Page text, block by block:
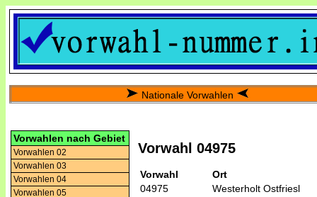
Nationale Vorwahlen
Vorwahlen nach Gebiet
Vorwahlen 02
Vorwahlen 03
Vorwahlen 04
Vorwahlen 05
Vorwahl 04975
Vorwahl
Ort
04975
Westerholt Ostfriesl